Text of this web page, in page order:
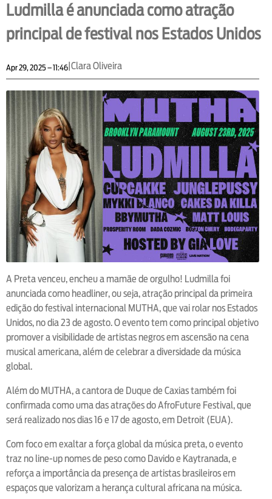
Ludmilla é anunciada como atração
principal de festival nos Estados Unidos
Apr 29, 2025 – 11:46|Clara Oliveira
A Preta venceu, encheu a mamãe de orgulho! Ludmilla foi
anunciada como headliner, ou seja, atração principal da primeira
edição do festival internacional MUTHA, que vai rolar nos Estados
Unidos, no dia 23 de agosto. O evento tem como principal objetivo
promover a visibilidade de artistas negros em ascensão na cena
musical americana, além de celebrar a diversidade da música
global.
Além do MUTHA, a cantora de Duque de Caxias também foi
confirmada como uma das atrações do AfroFuture Festival, que
será realizado nos dias 16 e 17 de agosto, em Detroit (EUA).
Com foco em exaltar a força global da música preta, o evento
traz no line-up nomes de peso como Davido e Kaytranada, e
reforça a importância da presença de artistas brasileiros em
espaços que valorizam a herança cultural africana na música.